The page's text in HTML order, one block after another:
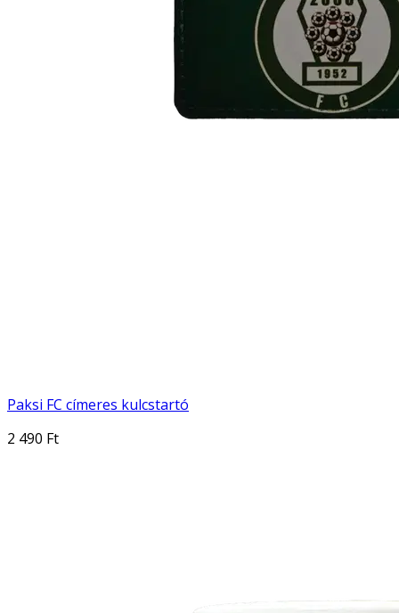
Paksi FC címeres kulcstartó
2 490 Ft